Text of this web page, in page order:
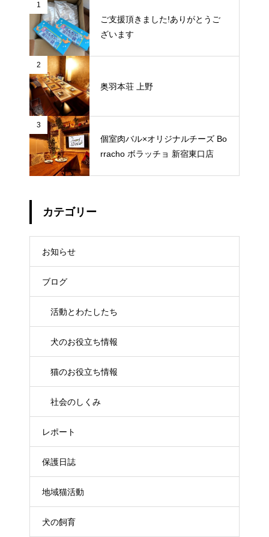
1
ご支援頂きました!ありがとうご
ざいます
2
奥羽本荘 上野
3
個室肉バル×オリジナルチーズ Bo
rracho ボラッチョ 新宿東口店
カテゴリー
お知らせ
ブログ
活動とわたしたち
犬のお役立ち情報
猫のお役立ち情報
社会のしくみ
レポート
保護日誌
地域猫活動
犬の飼育